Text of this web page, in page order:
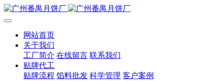
网站首页
关于我们
工厂简介 在线留言 联系我们
贴牌代工
贴牌流程 馅料批发 科学管理 客户案例